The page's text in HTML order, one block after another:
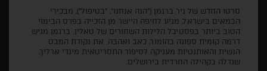
סרטו החדש של ניר ברגמן ("הנה אנחנו", "בטיפול"), מבכירי
הבמאים בישראל, מגיע לחיפה היישר מן הזכייה בפרס הבימוי
הטוב ביותר בפסטיבל הלילות השחורים של טאלין. ברגמן מגיש
דרמה קומית ספוגה בהומור, כאב ואהבה. את נקודת המבט
הנשית והאותנטיות מעניקה לסיפור התסריטאית מינדי ארליך,
שגדלה בקהילה החרדית בירושלים.